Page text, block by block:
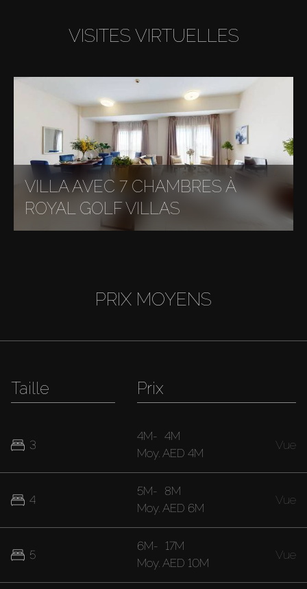
VISITES VIRTUELLES
VILLA AVEC 7 CHAMBRES À
ROYAL GOLF VILLAS
PRIX MOYENS
Taille
3
4
5
Prix
4M- 4M
Moy. AED 4M
Vue
5M- 8M
Moy. AED 6M
Vue
6M- 17M
Moy. AED 10M
Vue